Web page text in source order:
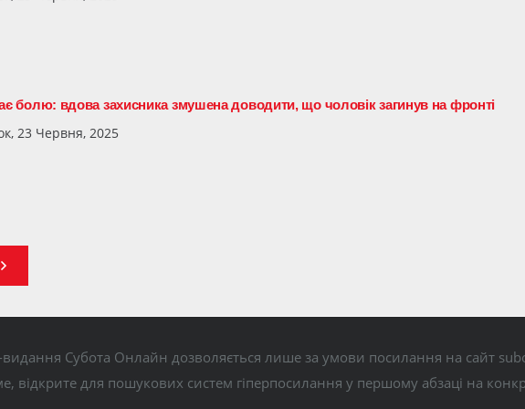
болю: вдова захисника змушена доводити, що чоловік загинув на фронті
23 Червня, 2025
видання Субота Онлайн дозволяється лише за умови посилання на сайт
відкрите для пошукових систем гіперпосилання у першому абзаці на